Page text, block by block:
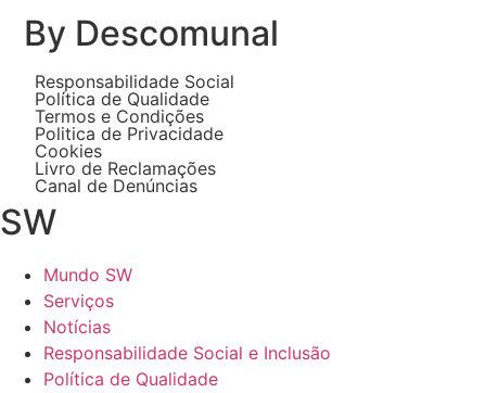
By Descomunal
Responsabilidade Social
Política de Qualidade
Termos e Condições
Politica de Privacidade
Cookies
Livro de Reclamações
Canal de Denúncias
SW
Mundo SW
Serviços
Notícias
Responsabilidade Social e Inclusão
Política de Qualidade